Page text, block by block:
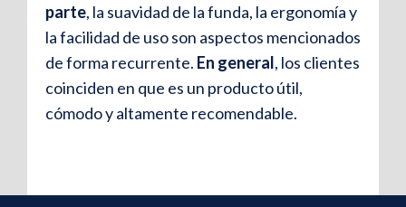
vientre. Asimismo, he notado menos
hinchazón en piernas y pies.”
Elena R.
parte, la suavidad de la funda, la ergonomía y
la facilidad de uso son aspectos mencionados
de forma recurrente. En general, los clientes
coinciden en que es un producto útil,
cómodo y altamente recomendable.